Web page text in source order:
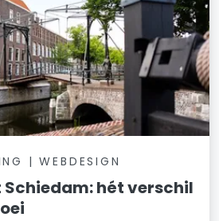
| WEBDESIGN
Schiedam: hét verschil